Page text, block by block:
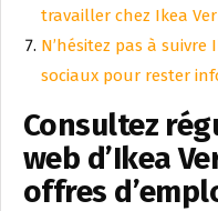
travailler chez Ikea
N’hésitez pas à
sociaux pour rester
Consultez
web d’Ikea
offres